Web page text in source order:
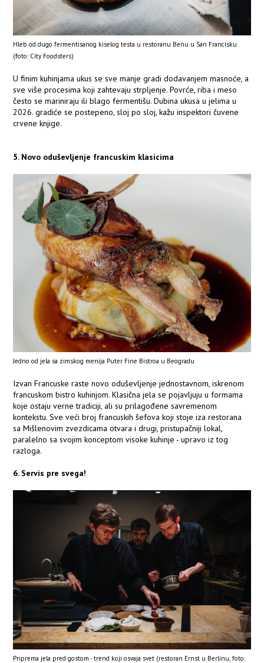
Hleb od dugo fermentisanog kiselog testa u restoranu Benu u San Francisku
(foto: City Foodsters)
U finim kuhinjama ukus se sve manje gradi dodavanjem masnoće, a
sve više procesima koji zahtevaju strpljenje. Povrće, riba i meso
često se mariniraju ili blago fermentišu. Dubina ukusa u jelima u
2026. gradiće se postepeno, sloj po sloj, kažu inspektori čuvene
crvene knjige.
5. Novo oduševljenje francuskim klasicima
Jedno od jela sa zimskog menija Puter Fine Bistroa u Beogradu
Izvan Francuske raste novo oduševljenje jednostavnom, iskrenom
francuskom bistro kuhinjom. Klasična jela se pojavljuju u formama
koje ostaju verne tradiciji, ali su prilagođene savremenom
kontekstu. Sve veći broj francuskih šefova koji stoje iza restorana
sa Mišlenovim zvezdicama otvara i drugi, pristupačniji lokal,
paralelno sa svojim konceptom visoke kuhinje - upravo iz tog
razloga.
6. Servis pre svega!
Priprema jela pred gostom - trend koji osvaja svet (restoran Ernst u Berlinu, foto: